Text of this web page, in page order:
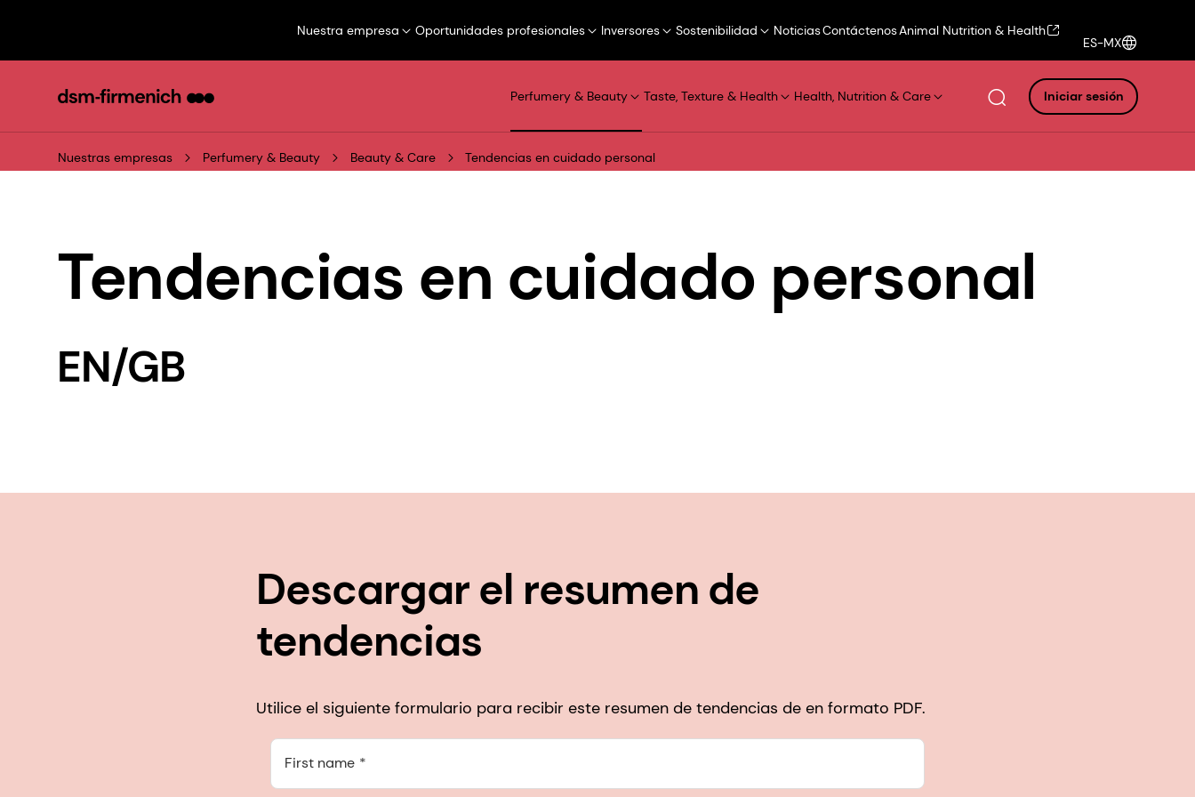
Nuestra empresa Oportunidades profesionales Inversores Sostenibilidad NoticiasContáctenosAnimal Nutrition & Health
ES-MX
Perfumery & Beauty Taste, Texture & Health Health, Nutrition & Care Iniciar sesión
Nuestras empresas Perfumery & Beauty Beauty & Care Tendencias en cuidado personal
Tendencias en cuidado personal
EN/GB
Descargar el resumen de
tendencias
Utilice el siguiente formulario para recibir este resumen de tendencias de en formato PDF.
First name